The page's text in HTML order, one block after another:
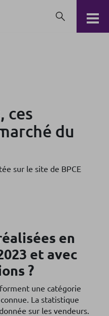
marché du logement
ces
du
sur le site de BPCE
en
et avec
?
une catégorie
La statistique
sur les vendeurs.